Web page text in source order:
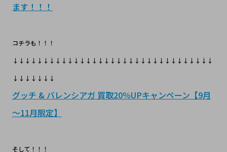
ます！！！
コチラも！！！
↓↓↓↓↓↓↓↓↓↓↓↓↓↓↓↓↓↓↓↓↓↓↓↓↓↓↓↓↓↓↓↓↓
↓↓↓↓↓↓↓
グッチ & バレンシアガ 買取20％UPキャンペーン【9月
～11月限定】
そして！！！